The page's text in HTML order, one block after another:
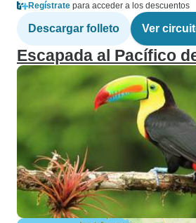
Regístrate para acceder a los descuentos
Descargar folleto Ver
Escapada al Pacífico